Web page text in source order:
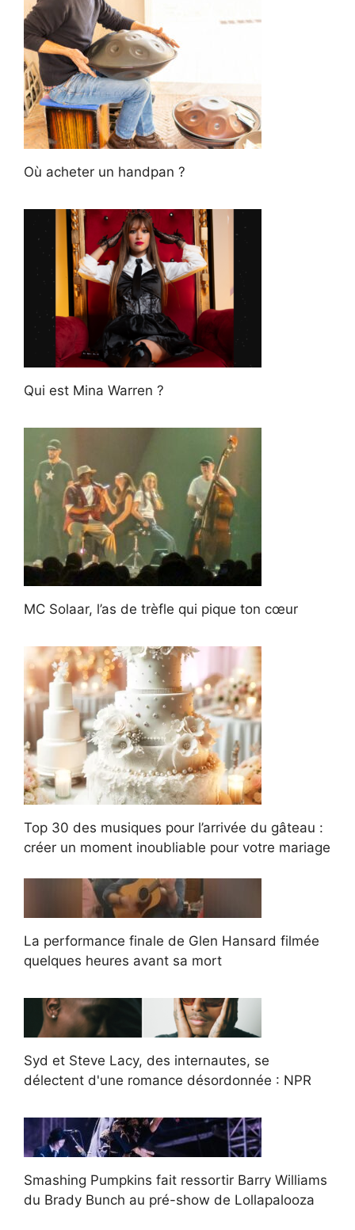
Où acheter un handpan ?
Qui est Mina Warren ?
MC Solaar, l’as de trèfle qui pique ton cœur
Top 30 des musiques pour l’arrivée du gâteau :
créer un moment inoubliable pour votre mariage
La performance finale de Glen Hansard filmée
quelques heures avant sa mort
Syd et Steve Lacy, des internautes, se
délectent d'une romance désordonnée : NPR
Smashing Pumpkins fait ressortir Barry Williams
du Brady Bunch au pré-show de Lollapalooza